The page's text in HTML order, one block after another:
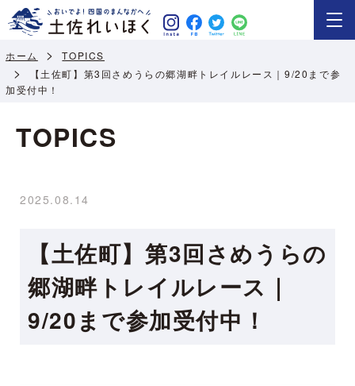
ホーム
TOPICS
【土佐町】第3回さめうらの郷湖畔トレイルレース｜9/20まで参
加受付中！
TOPICS
2025.08.14
【土佐町】第3回さめうらの
郷湖畔トレイルレース｜
9/20まで参加受付中！